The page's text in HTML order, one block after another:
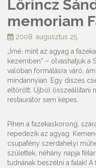
Lőrincz
memoriam
2008. augusztus 25.
„Ímé, mint az agyag a
kezemben” – olvashatjuk a
valóban formálásra váró,
mindannyian. Egy díszes
eltörött. Újból összeállítani
restaurátor sem képes.
Pihen a fazekaskorong,
repedezik az agyag.
csupafény szerdahelyi
születtek, néhány napja
tudnának beszélni a falak!